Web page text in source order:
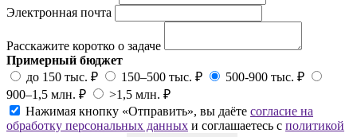
Электронная почта
Расскажите коротко о задаче
Примерный бюджет
до 150 тыс. ₽
150–500 тыс. ₽
500-900 тыс. ₽
900–1,5 млн. ₽
>1,5 млн. ₽
Нажимая кнопку «Отправить», вы даёте согласие на
обработку персональных данных и соглашаетесь с политикой